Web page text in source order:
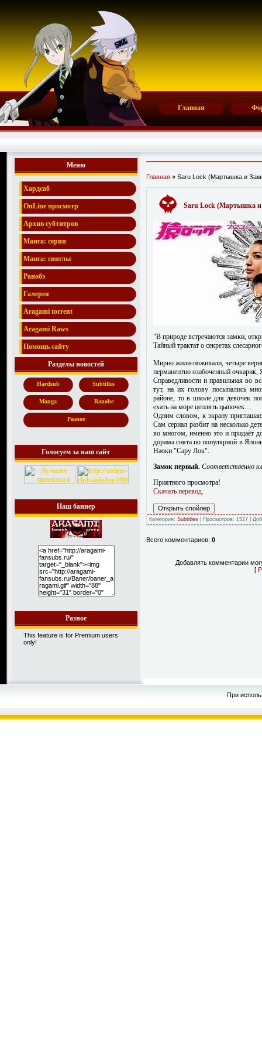
Главная
Меню
Хардсаб
OnLine просмотр
Архив субтитров
Манга: серии
Манга: синглы
Ранобэ
Галерея
Aragami torrent
Aragami Raws
Помощь сайту
Разделы новостей
Hardsub Subtitles
Manga Ranobe
Разное
Голосуем за наш сайт
Наш баннер
Разное
This feature is for Premium users
only!
Главная » Saru Lock (Мартышка и
Saru Lock (Мартышка и
"В природе встречаются замки,
Тайный трактат о секретах
Мирно жили-поживали, четыре
перманентно озабоченный
Справедливости и правильная во
тут, на их голову посыпались
районе, то в школе для девочек
ехать на море цеплять цыпочек…
Одним словом, к экрану
Сам сериал разбит на несколько
во многом, именно это и придаёт
дорама снята по популярной в
Наоки "Сару Лок".
Замок первый. Соответственно
Приятного просмотра!
Скачать перевод
Категория: Subtitles | Просмотров: 1527 |
Всего комментариев: 0
Добавлять комментарии
[
При